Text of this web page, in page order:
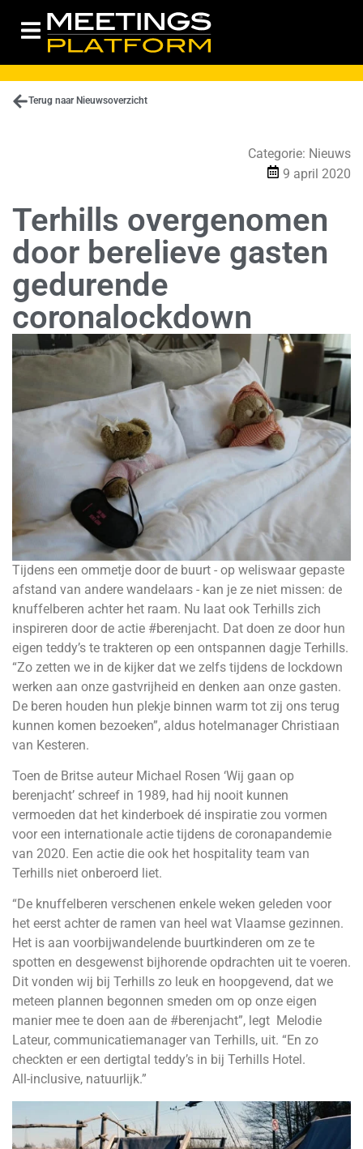
Terug naar Nieuwsoverzicht
Categorie: Nieuws
9 april 2020
Terhills overgenomen
door berelieve gasten
gedurende
coronalockdown
Tijdens een ommetje door de buurt - op weliswaar gepaste
afstand van andere wandelaars - kan je ze niet missen: de
knuffelberen achter het raam. Nu laat ook Terhills zich
inspireren door de actie #berenjacht. Dat doen ze door hun
eigen teddy’s te trakteren op een ontspannen dagje Terhills.
“Zo zetten we in de kijker dat we zelfs tijdens de lockdown
werken aan onze gastvrijheid en denken aan onze gasten.
De beren houden hun plekje binnen warm tot zij ons terug
kunnen komen bezoeken”, aldus hotelmanager Christiaan
van Kesteren.
Toen de Britse auteur Michael Rosen ‘Wij gaan op
berenjacht’ schreef in 1989, had hij nooit kunnen
vermoeden dat het kinderboek dé inspiratie zou vormen
voor een internationale actie tijdens de coronapandemie
van 2020. Een actie die ook het hospitality team van
Terhills niet onberoerd liet.
“De knuffelberen verschenen enkele weken geleden voor
het eerst achter de ramen van heel wat Vlaamse gezinnen.
Het is aan voorbijwandelende buurtkinderen om ze te
spotten en desgewenst bijhorende opdrachten uit te voeren.
Dit vonden wij bij Terhills zo leuk en hoopgevend, dat we
meteen plannen begonnen smeden om op onze eigen
manier mee te doen aan de #berenjacht”, legt Melodie
Lateur, communicatiemanager van Terhills, uit. “En zo
checkten er een dertigtal teddy’s in bij Terhills Hotel.
All-inclusive, natuurlijk.”